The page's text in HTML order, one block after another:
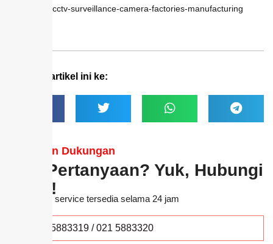
benefits-ai-cctv-surveillance-camera-factories-manufacturing
Bagikan artikel ini ke:
Dapatkan Dukungan
Ada Pertanyaan? Yuk, Hubungi
Kami!
*Customer service tersedia selama 24 jam
021 5883319 / 021 5883320